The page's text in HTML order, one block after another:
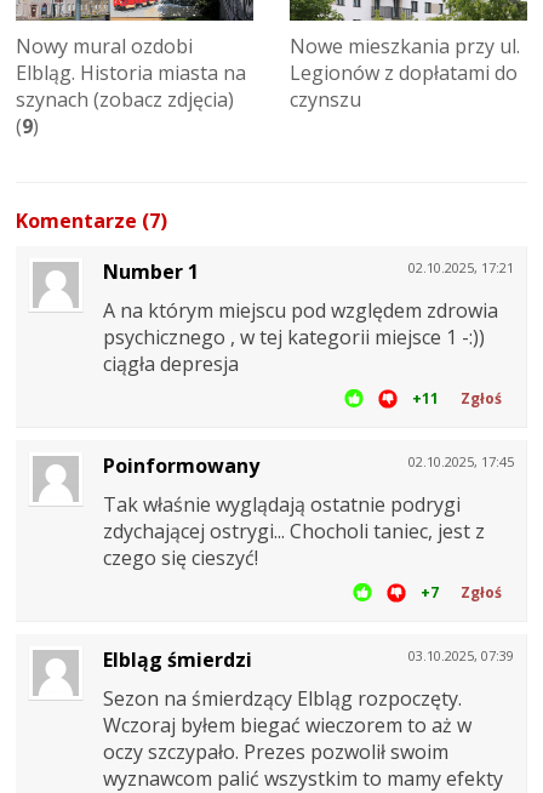
Nowy mural ozdobi
Elbląg. Historia miasta na
szynach (zobacz zdjęcia)
(9)
Nowe mieszkania przy ul.
Legionów z dopłatami do
czynszu
Komentarze (7)
02.10.2025, 17:21
Number 1
A na którym miejscu pod względem zdrowia
psychicznego , w tej kategorii miejsce 1 -:))
ciągła depresja
+11 Zgłoś
02.10.2025, 17:45
Poinformowany
Tak właśnie wyglądają ostatnie podrygi
zdychającej ostrygi... Chocholi taniec, jest z
czego się cieszyć!
+7 Zgłoś
03.10.2025, 07:39
Elbląg śmierdzi
Sezon na śmierdzący Elbląg rozpoczęty.
Wczoraj byłem biegać wieczorem to aż w
oczy szczypało. Prezes pozwolił swoim
wyznawcom palić wszystkim to mamy efekty